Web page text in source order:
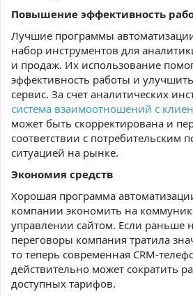
Повышение эффективность
Лучшие программы
набор инструментов для
и продаж. Их использование
эффективность работы и
сервис. За счет аналитических
система взаимоотношений с
может быть скорректирована и
соответствии с потребительским
ситуацией на рынке.
Экономия средств
Хорошая программа
компании экономить на
управлении сайтом. Если раньше
переговоры компания тратила
то теперь современная CRM-
действительно может сократить
доступных тарифов.